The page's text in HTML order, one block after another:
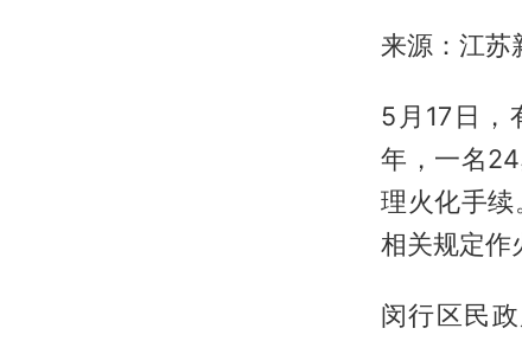
来源：江苏
5月17日，
年，一名
理火化手
相关规定作
闵行区民